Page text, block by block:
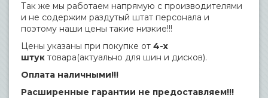
Так же мы работаем напрямую с производителями
и не содержим раздутый штат персонала и
поэтому наши цены такие низкие!!!
Цены указаны при покупке от 4-х
штук товара(актуально для шин и дисков).
Оплата наличными!!!
Расширенные гарантии не предоставляем!!!